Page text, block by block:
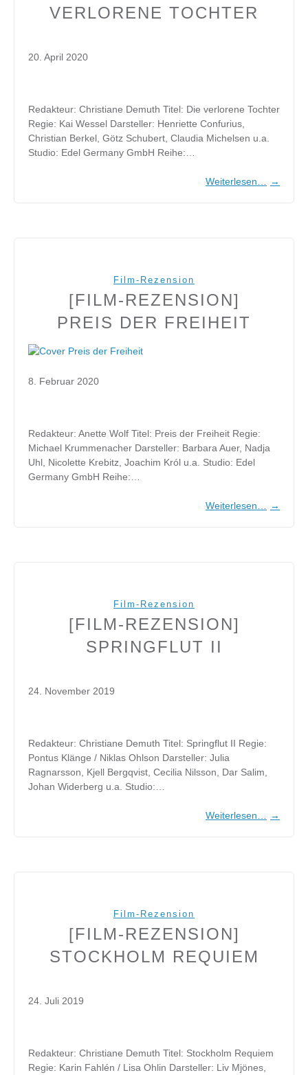
VERLORENE TOCHTER
20. April 2020
Redakteur: Christiane Demuth Titel: Die verlorene Tochter
Regie: Kai Wessel Darsteller: Henriette Confurius,
Christian Berkel, Götz Schubert, Claudia Michelsen u.a.
Studio: Edel Germany GmbH Reihe:…
Weiterlesen… →
Film-Rezension
[FILM-REZENSION]
PREIS DER FREIHEIT
8. Februar 2020
Redakteur: Anette Wolf Titel: Preis der Freiheit Regie:
Michael Krummenacher Darsteller: Barbara Auer, Nadja
Uhl, Nicolette Krebitz, Joachim Król u.a. Studio: Edel
Germany GmbH Reihe:…
Weiterlesen… →
Film-Rezension
[FILM-REZENSION]
SPRINGFLUT II
24. November 2019
Redakteur: Christiane Demuth Titel: Springflut II Regie:
Pontus Klänge / Niklas Ohlson Darsteller: Julia
Ragnarsson, Kjell Bergqvist, Cecilia Nilsson, Dar Salim,
Johan Widerberg u.a. Studio:…
Weiterlesen… →
Film-Rezension
[FILM-REZENSION]
STOCKHOLM REQUIEM
24. Juli 2019
Redakteur: Christiane Demuth Titel: Stockholm Requiem
Regie: Karin Fahlén / Lisa Ohlin Darsteller: Liv Mjönes,